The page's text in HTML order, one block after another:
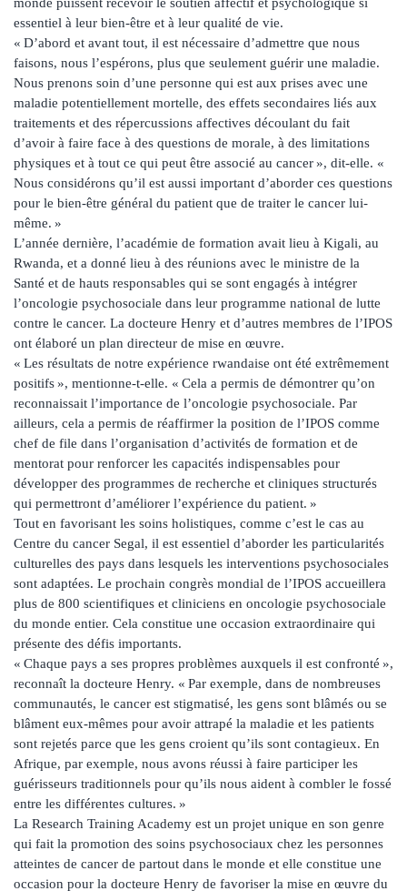
essentiel à leur bien-être et à leur qualité de vie.
« D’abord et avant tout, il est nécessaire d’admettre que nous
faisons, nous l’espérons, plus que seulement guérir une maladie.
Nous prenons soin d’une personne qui est aux prises avec une
maladie potentiellement mortelle, des effets secondaires liés aux
traitements et des répercussions affectives découlant du fait
d’avoir à faire face à des questions de morale, à des limitations
physiques et à tout ce qui peut être associé au cancer », dit-elle. «
Nous considérons qu’il est aussi important d’aborder ces questions
pour le bien-être général du patient que de traiter le cancer lui-
même. »
L’année dernière, l’académie de formation avait lieu à Kigali, au
Rwanda, et a donné lieu à des réunions avec le ministre de la
Santé et de hauts responsables qui se sont engagés à intégrer
l’oncologie psychosociale dans leur programme national de lutte
contre le cancer. La docteure Henry et d’autres membres de l’IPOS
ont élaboré un plan directeur de mise en œuvre.
« Les résultats de notre expérience rwandaise ont été extrêmement
positifs », mentionne-t-elle. « Cela a permis de démontrer qu’on
reconnaissait l’importance de l’oncologie psychosociale. Par
ailleurs, cela a permis de réaffirmer la position de l’IPOS comme
chef de file dans l’organisation d’activités de formation et de
mentorat pour renforcer les capacités indispensables pour
développer des programmes de recherche et cliniques structurés
qui permettront d’améliorer l’expérience du patient. »
Tout en favorisant les soins holistiques, comme c’est le cas au
Centre du cancer Segal, il est essentiel d’aborder les particularités
culturelles des pays dans lesquels les interventions psychosociales
sont adaptées. Le prochain congrès mondial de l’IPOS accueillera
plus de 800 scientifiques et cliniciens en oncologie psychosociale
du monde entier. Cela constitue une occasion extraordinaire qui
présente des défis importants.
« Chaque pays a ses propres problèmes auxquels il est confronté »,
reconnaît la docteure Henry. « Par exemple, dans de nombreuses
communautés, le cancer est stigmatisé, les gens sont blâmés ou se
blâment eux-mêmes pour avoir attrapé la maladie et les patients
sont rejetés parce que les gens croient qu’ils sont contagieux. En
Afrique, par exemple, nous avons réussi à faire participer les
guérisseurs traditionnels pour qu’ils nous aident à combler le fossé
entre les différentes cultures. »
La Research Training Academy est un projet unique en son genre
qui fait la promotion des soins psychosociaux chez les personnes
atteintes de cancer de partout dans le monde et elle constitue une
occasion pour la docteure Henry de favoriser la mise en œuvre du